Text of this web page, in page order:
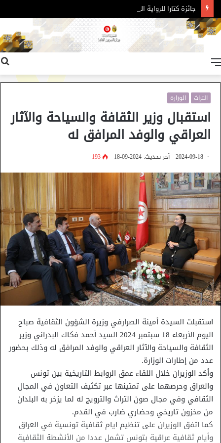
جائزة كتارا للرواية العربية – الدورة 11
التراث الوزارة
استقبال وزير الثقافة والسياحة والآثار
العراقي والوفد المرافق له
2024-09-18 آخر تحديث: 2024-09-18 193
استقبلت السيدة أمينة الصرارفي وزيرة الشؤون الثقافية صباح
اليوم الأربعاء 18 سبتمبر 2024 السيد أحمد فكاك البدراني وزير
الثقافة والسياحة والآثار العراقي والوفد المرافق له وذلك بحضور
عدد من إطارات الوزارة.
وأكد الوزيران خلال اللقاء عمق الروابط التاريخية بين تونس
والعراق وحرصهما على تمتينها عبر تكثيف التعاون في المجال
الثقافي وفي مجال صون التراث والترويج له لما يزخر به البلدان
من مخزون تاريخي وحضاري ضارب في القدم.
كما اتفق الوزيران على تنظيم ايام ثقافية تونسية في العراق
وأيام ثقافية عراقية بتونس تشمل عددا من الأنشطة الثقافية